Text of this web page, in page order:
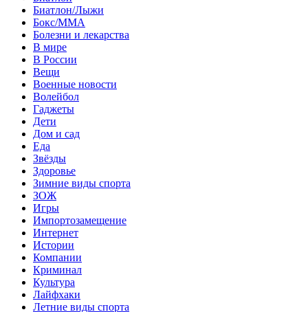
Биатлон/Лыжи
Бокс/MMA
Болезни и лекарства
В мире
В России
Вещи
Военные новости
Волейбол
Гаджеты
Дети
Дом и сад
Еда
Звёзды
Здоровье
Зимние виды спорта
ЗОЖ
Игры
Импортозамещение
Интернет
Истории
Компании
Криминал
Культура
Лайфхаки
Летние виды спорта